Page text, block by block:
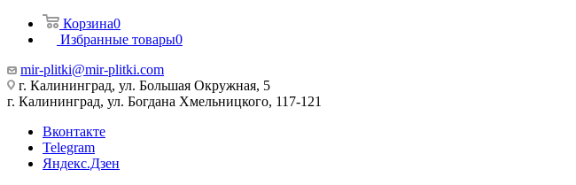
Корзина0
Избранные товары0
mir-plitki@mir-plitki.com
г. Калининград, ул. Большая Окружная, 5
г. Калининград, ул. Богдана Хмельницкого, 117-121
Вконтакте
Telegram
Яндекс.Дзен